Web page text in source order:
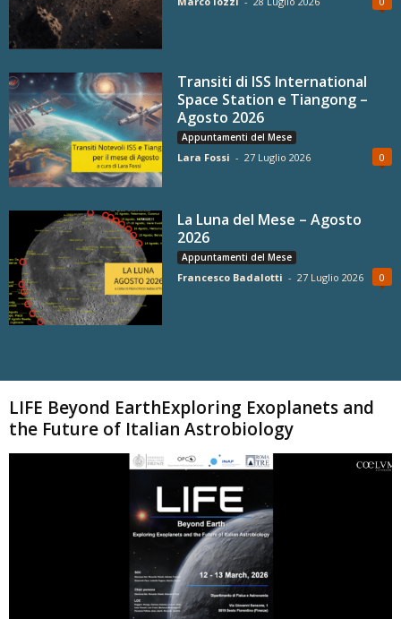
Transiti di ISS International
Space Station e Tiangong –
Agosto 2026
Appuntamenti del Mese
Lara Fossi - 27 Luglio 2026 0
La Luna del Mese – Agosto
2026
Appuntamenti del Mese
Francesco Badalotti - 27 Luglio 2026 0
LIFE Beyond EarthExploring Exoplanets and
the Future of Italian Astrobiology